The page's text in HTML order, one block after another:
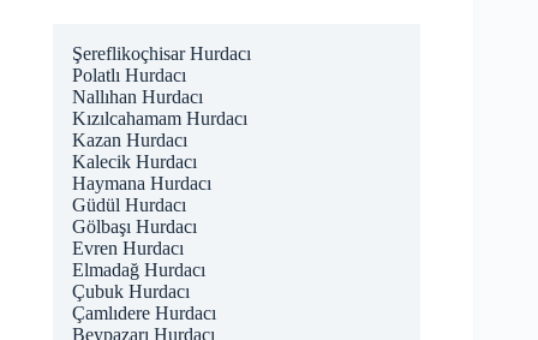
Şereflikoçhisar Hurdacı
Polatlı Hurdacı
Nallıhan Hurdacı
Kızılcahamam Hurdacı
Kazan Hurdacı
Kalecik Hurdacı
Haymana Hurdacı
Güdül Hurdacı
Gölbaşı Hurdacı
Evren Hurdacı
Elmadağ Hurdacı
Çubuk Hurdacı
Çamlıdere Hurdacı
Beypazarı Hurdacı